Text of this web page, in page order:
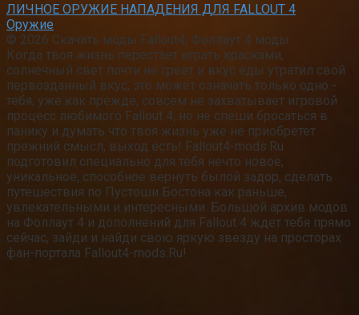
ЛИЧНОЕ ОРУЖИЕ НАПАДЕНИЯ ДЛЯ FALLOUT 4
Оружие
© 2026 Скачать моды Fallout4, Фоллаут 4 моды
Когда твоя жизнь перестает играть красками,
солнечный свет почти не греет и вкус еды утратил свой
первозданный вкус, это может означать только одно -
тебя, уже как прежде, совсем не захватывает игровой
процесс любимого Fallout 4, но не спеши бросаться в
панику и думать что твоя жизнь уже не приобретет
прежний смысл, выход есть! Fallout4-mods.Ru
подготовил специально для тебя нечто новое,
уникальное, способное вернуть былой задор, сделать
путешествия по Пустоши Бостона как раньше,
увлекательными и интересными. Большой архив модов
на Фоллаут 4 и дополнений для Fallout 4 ждет тебя прямо
сейчас, зайди и найди свою яркую звезду на просторах
фан-портала Fallout4-mods.Ru!